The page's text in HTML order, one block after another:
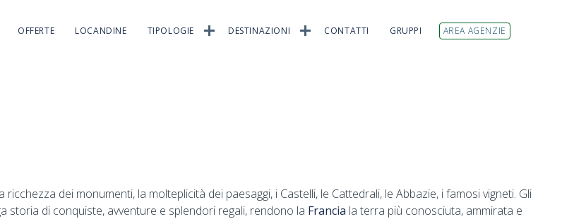
OFFERTE LOCANDINE TIPOLOGIE DESTINAZIONI CONTATTI GRUPPI AREA AGENZIE
dei monumenti, la molteplicità dei paesaggi, i Castelli, le Cattedrali, le Abbazie, i famosi vigneti. Gli
storia di conquiste, avventure e splendori regali, rendono la Francia la terra più conosciuta, ammirata e